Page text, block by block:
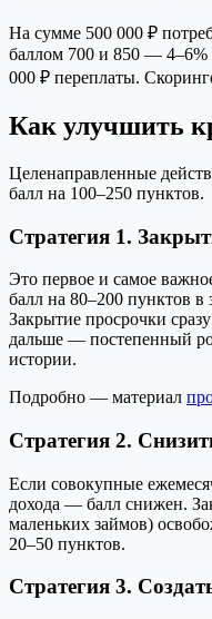
На сумме 500 000 ₽
баллом 700 и 850 — 4–6%
000 ₽ переплаты.
Как улучшить
Целенаправленные
балл на 100–250 пунктов.
Стратегия 1.
Это первое и самое
балл на 80–200 пунктов в
Закрытие просрочки
дальше — постепенный
истории.
Подробно — материал
Стратегия 2.
Если совокупные
дохода — балл снижен.
маленьких займов)
20–50 пунктов.
Стратегия 3.